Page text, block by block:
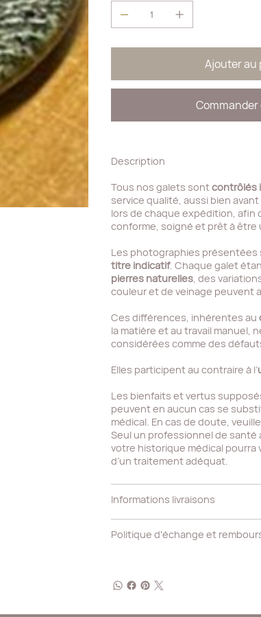
Ajouter au
Commander
Description
Tous nos galets sontcontrôlés
service qualité, aussi bien
lors de chaque expédition, afin
conforme, soigné et prêt à être
Les photographies présentées
titre indicatif. Chaque galet
pierres naturelles, des
couleur et de veinage peuvent
Ces différences, inhérentes au
la matière et au travail manuel,
considérées comme des
Elles participent au contraire à l’
Les bienfaits et vertus
peuvent en aucun cas se
médical. En cas de doute,
Seul un professionnel de santé
votre historique médical pourra
d’un traitement adéquat.
Informations livraisons
Politique d'échange et